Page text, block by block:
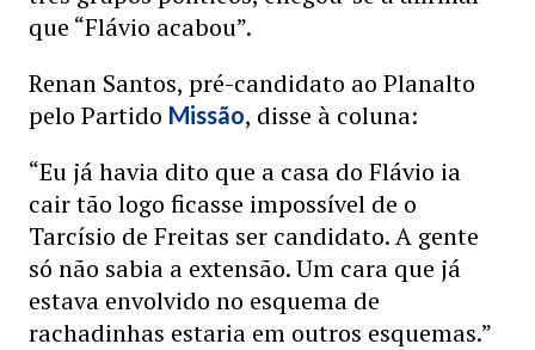
que “Flávio acabou”.
Renan Santos, pré-candidato ao Planalto
pelo Partido Missão, disse à coluna:
“Eu já havia dito que a casa do Flávio ia
cair tão logo ficasse impossível de o
Tarcísio de Freitas ser candidato. A gente
só não sabia a extensão. Um cara que já
estava envolvido no esquema de
rachadinhas estaria em outros esquemas.”